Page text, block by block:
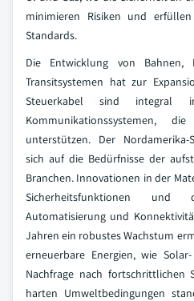
minimieren Risiken und
Standards.
Die Entwicklung von Bahnen,
Transitsystemen hat zur
Steuerkabel sind integral
Kommunikationssystemen,
unterstützen. Der
sich auf die Bedürfnisse der
Branchen. Innovationen in der
Sicherheitsfunktionen
Automatisierung und
Jahren ein robustes Wachstum
erneuerbare Energien, wie
Nachfrage nach fortschrittlichen
harten Umweltbedingungen